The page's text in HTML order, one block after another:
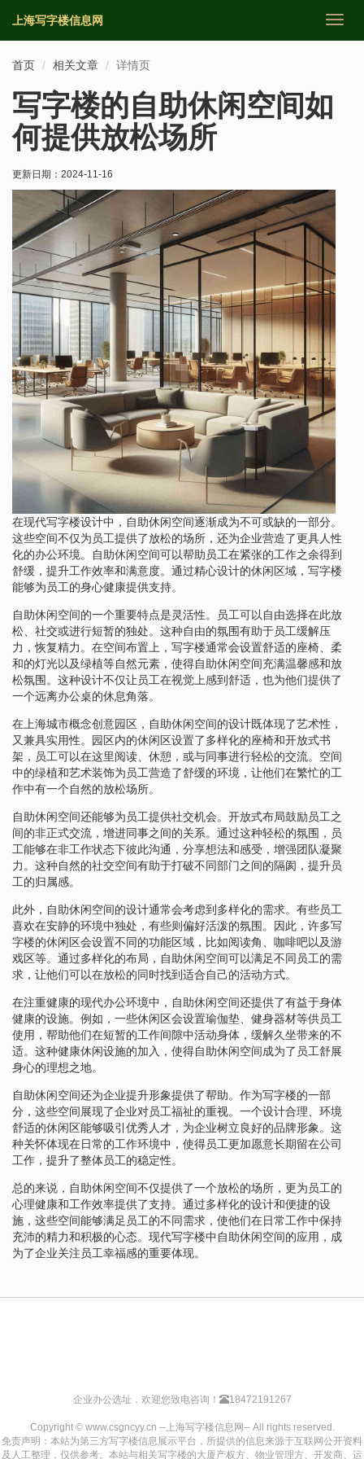
切
上海写字楼信息网
首页 相关文章 详情页
写字楼的自助休闲空间如
何提供放松场所
更新日期： 2024-11-16
在现代写字楼设计中，自助休闲空间逐渐成为不可或缺的一部分。
这些空间不仅为员工提供了放松的场所，还为企业营造了更具人性
化的办公环境。自助休闲空间可以帮助员工在紧张的工作之余得到
舒缓，提升工作效率和满意度。通过精心设计的休闲区域，写字楼
能够为员工的身心健康提供支持。
自助休闲空间的一个重要特点是灵活性。员工可以自由选择在此放
松、社交或进行短暂的独处。这种自由的氛围有助于员工缓解压
力，恢复精力。在空间布置上，写字楼通常会设置舒适的座椅、柔
和的灯光以及绿植等自然元素，使得自助休闲空间充满温馨感和放
松氛围。这种设计不仅让员工在视觉上感到舒适，也为他们提供了
一个远离办公桌的休息角落。
在上海城市概念创意园区，自助休闲空间的设计既体现了艺术性，
又兼具实用性。园区内的休闲区设置了多样化的座椅和开放式书
架，员工可以在这里阅读、休憩，或与同事进行轻松的交流。空间
中的绿植和艺术装饰为员工营造了舒缓的环境，让他们在繁忙的工
作中有一个自然的放松场所。
自助休闲空间还能够为员工提供社交机会。开放式布局鼓励员工之
间的非正式交流，增进同事之间的关系。通过这种轻松的氛围，员
工能够在非工作状态下彼此沟通，分享想法和感受，增强团队凝聚
力。这种自然的社交空间有助于打破不同部门之间的隔阂，提升员
工的归属感。
此外，自助休闲空间的设计通常会考虑到多样化的需求。有些员工
喜欢在安静的环境中独处，有些则偏好活泼的氛围。因此，许多写
字楼的休闲区会设置不同的功能区域，比如阅读角、咖啡吧以及游
戏区等。通过多样化的布局，自助休闲空间可以满足不同员工的需
求，让他们可以在放松的同时找到适合自己的活动方式。
在注重健康的现代办公环境中，自助休闲空间还提供了有益于身体
健康的设施。例如，一些休闲区会设置瑜伽垫、健身器材等供员工
使用，帮助他们在短暂的工作间隙中活动身体，缓解久坐带来的不
适。这种健康休闲设施的加入，使得自助休闲空间成为了员工舒展
身心的理想之地。
自助休闲空间还为企业提升形象提供了帮助。作为写字楼的一部
分，这些空间展现了企业对员工福祉的重视。一个设计合理、环境
舒适的休闲区能够吸引优秀人才，为企业树立良好的品牌形象。这
种关怀体现在日常的工作环境中，使得员工更加愿意长期留在公司
工作，提升了整体员工的稳定性。
总的来说，自助休闲空间不仅提供了一个放松的场所，更为员工的
心理健康和工作效率提供了支持。通过多样化的设计和便捷的设
施，这些空间能够满足员工的不同需求，使他们在日常工作中保持
充沛的精力和积极的心态。现代写字楼中自助休闲空间的应用，成
为了企业关注员工幸福感的重要体现。
企业办公选址，欢迎您致电咨询！ 18472191267
Copyright © www.csgncyy.cn --上海写字楼信息网-- All rights reserved.
免责声明：本站为第三方写字楼信息展示平台，所提供的信息来源于互联网公开资料
及人工整理，仅供参考。本站与相关写字楼的大厦产权方、物业管理方、开发商、运